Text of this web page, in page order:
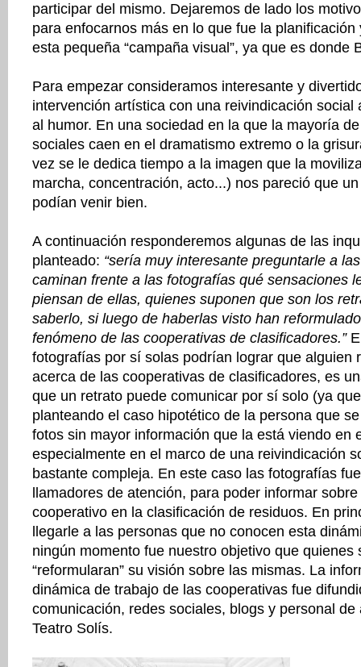
participar del mismo. Dejaremos de lado los
para enfocarnos más en lo que fue la
esta pequeña “campaña visual”, ya que es donde
Para empezar consideramos interesante y
intervención artística con una reivindicación social
al humor. En una sociedad en la que la mayoría
sociales caen en el dramatismo extremo o la
vez se le dedica tiempo a la imagen que la
marcha, concentración, acto...) nos pareció que
podían venir bien.
A continuación responderemos algunas de las
planteado: “sería muy interesante preguntarle a
caminan frente a las fotografías qué sensaciones
piensan de ellas, quienes suponen que son los
saberlo, si luego de haberlas visto han
fenómeno de las cooperativas de clasificadores.”
fotografías por sí solas podrían lograr que alguien
acerca de las cooperativas de clasificadores, es
que un retrato puede comunicar por sí solo (ya
planteando el caso hipotético de la persona que
fotos sin mayor información que la está viendo en
especialmente en el marco de una reivindicación
bastante compleja. En este caso las fotografías
llamadores de atención, para poder informar
cooperativo en la clasificación de residuos. En
llegarle a las personas que no conocen esta
ningún momento fue nuestro objetivo que quienes
“reformularan” su visión sobre las mismas. La
dinámica de trabajo de las cooperativas fue
comunicación, redes sociales, blogs y personal
Teatro Solís.